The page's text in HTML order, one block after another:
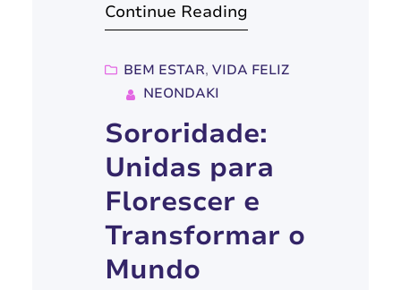
de inspiração. Desde a
até a ferocidade na luta por
direitos e pela própria vida, a
força feminina se manifesta de
inúmeras formas, tecendo a
história da humanidade com
fios de coragem…
Continue Reading
BEM ESTAR, VIDA FELIZ
NEONDAKI
Sororidade:
Unidas para
Florescer e
Transformar o
Mundo